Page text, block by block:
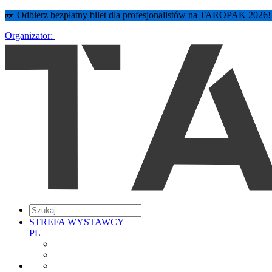
🎫 Odbierz bezpłatny bilet dla profesjonalistów na TAROPAK
Organizator:
STREFA WYSTAWCY
PL